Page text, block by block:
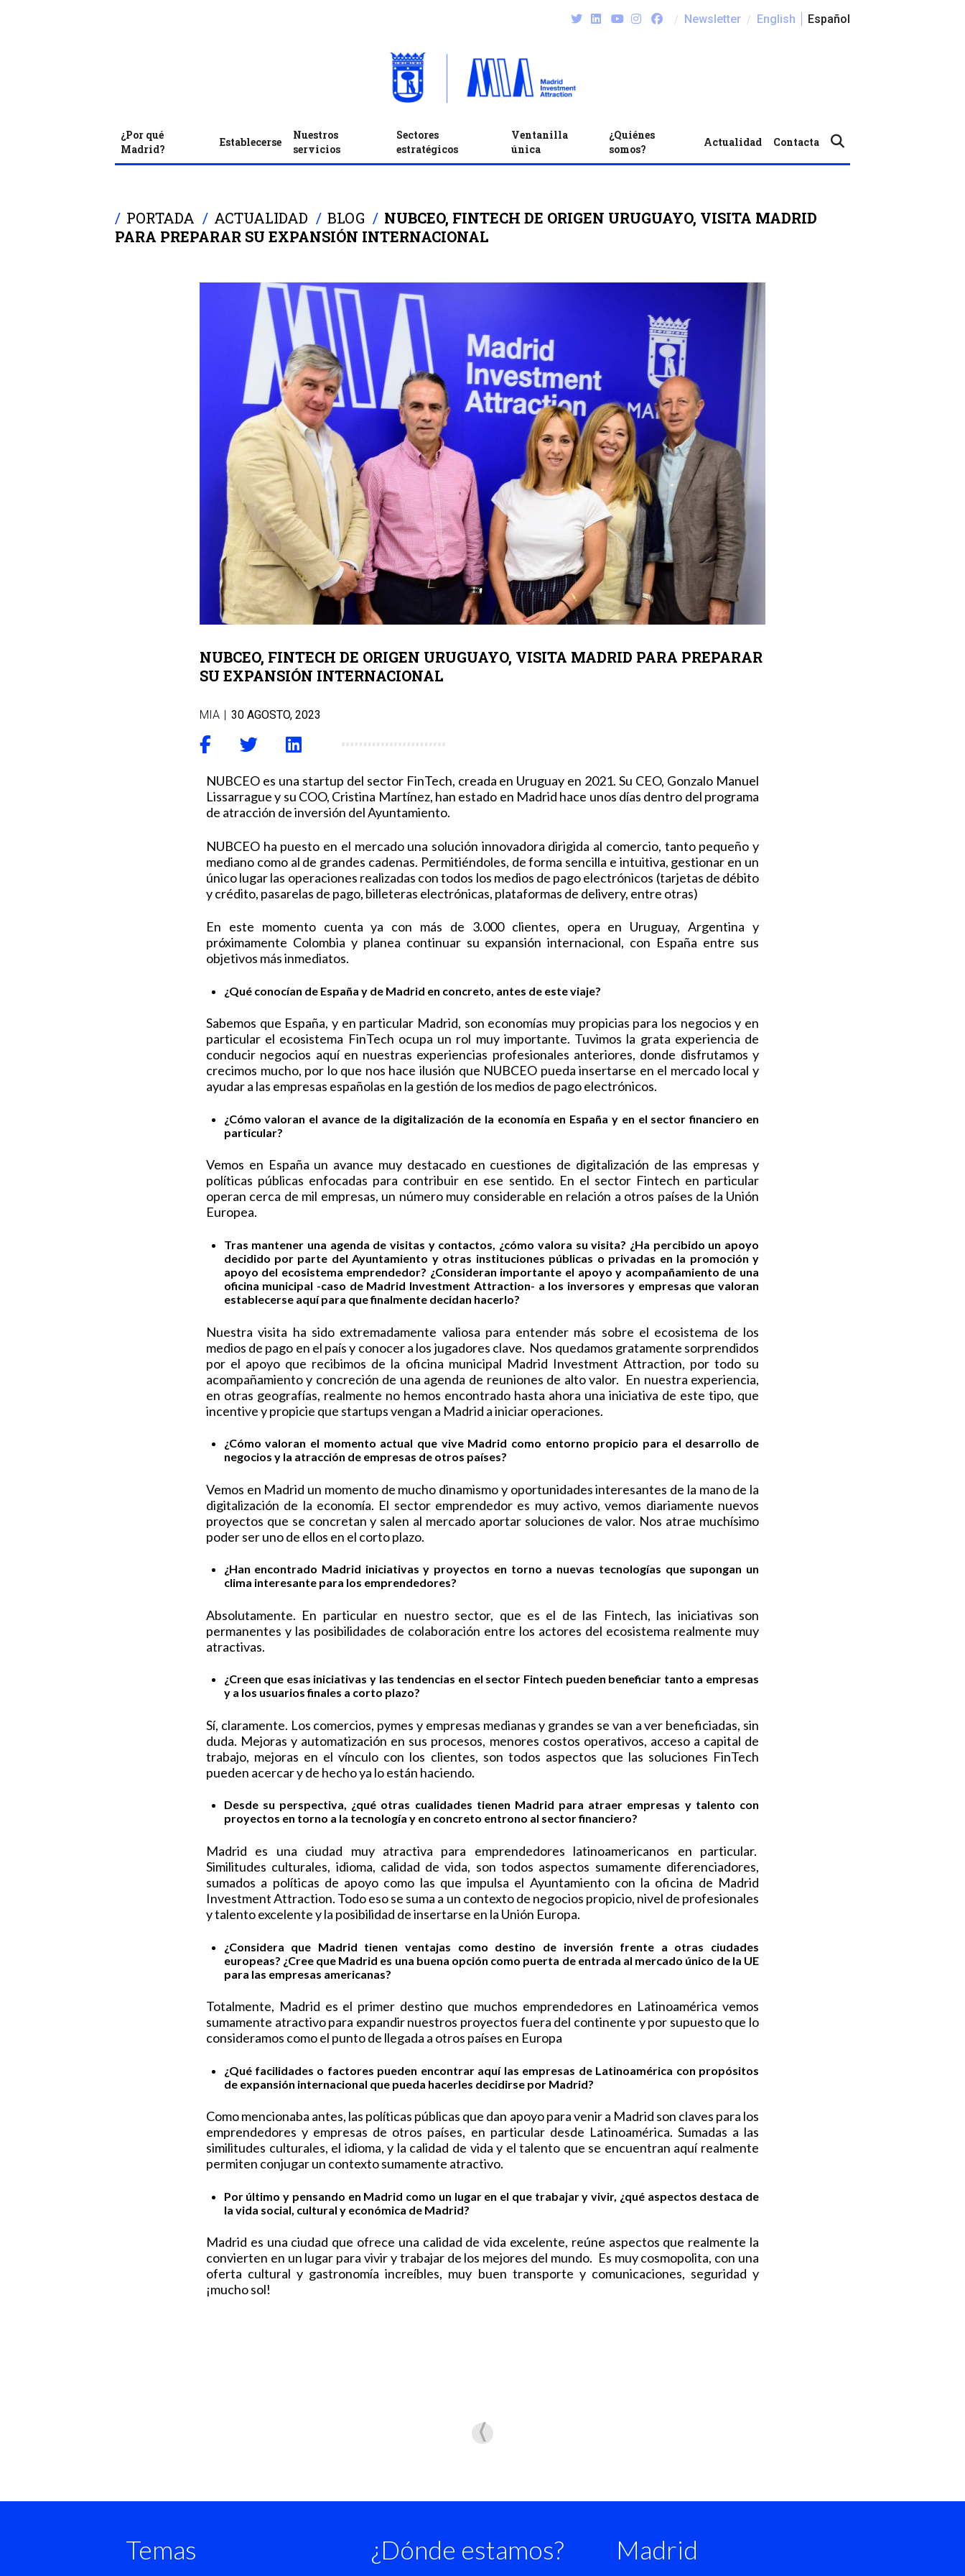
/ Newsletter / English Español
¿Por qué
Madrid?
Establecerse
Nuestros
servicios
Sectores
estratégicos
Ventanilla
única
¿Quiénes
somos?
Actualidad Contacta
PORTADA ACTUALIDAD BLOG
NUBCEO, FINTECH DE ORIGEN URUGUAYO, VISITA MADRID
PARA PREPARAR SU EXPANSIÓN INTERNACIONAL
NUBCEO, FINTECH DE ORIGEN URUGUAYO, VISITA MADRID PARA PREPARAR
SU EXPANSIÓN INTERNACIONAL
MIA 30 AGOSTO, 2023
NUBCEO es una startup del sector FinTech, creada en Uruguay en 2021. Su CEO, Gonzalo Manuel
Lissarrague y su COO, Cristina Martínez, han estado en Madrid hace unos días dentro del programa
de atracción de inversión del Ayuntamiento.
NUBCEO ha puesto en el mercado una solución innovadora dirigida al comercio, tanto pequeño y
mediano como al de grandes cadenas. Permitiéndoles, de forma sencilla e intuitiva, gestionar en un
único lugar las operaciones realizadas con todos los medios de pago electrónicos (tarjetas de débito
y crédito, pasarelas de pago, billeteras electrónicas, plataformas de delivery, entre otras)
En este momento cuenta ya con más de 3.000 clientes, opera en Uruguay, Argentina y
próximamente Colombia y planea continuar su expansión internacional, con España entre sus
objetivos más inmediatos.
¿Qué conocían de España y de Madrid en concreto, antes de este viaje?
Sabemos que España, y en particular Madrid, son economías muy propicias para los negocios y en
particular el ecosistema FinTech ocupa un rol muy importante. Tuvimos la grata experiencia de
conducir negocios aquí en nuestras experiencias profesionales anteriores, donde disfrutamos y
crecimos mucho, por lo que nos hace ilusión que NUBCEO pueda insertarse en el mercado local y
ayudar a las empresas españolas en la gestión de los medios de pago electrónicos.
¿Cómo valoran el avance de la digitalización de la economía en España y en el sector financiero en
particular?
Vemos en España un avance muy destacado en cuestiones de digitalización de las empresas y
políticas públicas enfocadas para contribuir en ese sentido. En el sector Fintech en particular
operan cerca de mil empresas, un número muy considerable en relación a otros países de la Unión
Europea.
Tras mantener una agenda de visitas y contactos, ¿cómo valora su visita? ¿Ha percibido un apoyo
decidido por parte del Ayuntamiento y otras instituciones públicas o privadas en la promoción y
apoyo del ecosistema emprendedor? ¿Consideran importante el apoyo y acompañamiento de una
oficina municipal -caso de Madrid Investment Attraction- a los inversores y empresas que valoran
establecerse aquí para que finalmente decidan hacerlo?
Nuestra visita ha sido extremadamente valiosa para entender más sobre el ecosistema de los
medios de pago en el país y conocer a los jugadores clave. Nos quedamos gratamente sorprendidos
por el apoyo que recibimos de la oficina municipal Madrid Investment Attraction, por todo su
acompañamiento y concreción de una agenda de reuniones de alto valor. En nuestra experiencia,
en otras geografías, realmente no hemos encontrado hasta ahora una iniciativa de este tipo, que
incentive y propicie que startups vengan a Madrid a iniciar operaciones.
¿Cómo valoran el momento actual que vive Madrid como entorno propicio para el desarrollo de
negocios y la atracción de empresas de otros países?
Vemos en Madrid un momento de mucho dinamismo y oportunidades interesantes de la mano de la
digitalización de la economía. El sector emprendedor es muy activo, vemos diariamente nuevos
proyectos que se concretan y salen al mercado aportar soluciones de valor. Nos atrae muchísimo
poder ser uno de ellos en el corto plazo.
¿Han encontrado Madrid iniciativas y proyectos en torno a nuevas tecnologías que supongan un
clima interesante para los emprendedores?
Absolutamente. En particular en nuestro sector, que es el de las Fintech, las iniciativas son
permanentes y las posibilidades de colaboración entre los actores del ecosistema realmente muy
atractivas.
¿Creen que esas iniciativas y las tendencias en el sector Fintech pueden beneficiar tanto a empresas
y a los usuarios finales a corto plazo?
Sí, claramente. Los comercios, pymes y empresas medianas y grandes se van a ver beneficiadas, sin
duda. Mejoras y automatización en sus procesos, menores costos operativos, acceso a capital de
trabajo, mejoras en el vínculo con los clientes, son todos aspectos que las soluciones FinTech
pueden acercar y de hecho ya lo están haciendo.
Desde su perspectiva, ¿qué otras cualidades tienen Madrid para atraer empresas y talento con
proyectos en torno a la tecnología y en concreto entrono al sector financiero?
Madrid es una ciudad muy atractiva para emprendedores latinoamericanos en particular.
Similitudes culturales, idioma, calidad de vida, son todos aspectos sumamente diferenciadores,
sumados a políticas de apoyo como las que impulsa el Ayuntamiento con la oficina de Madrid
Investment Attraction. Todo eso se suma a un contexto de negocios propicio, nivel de profesionales
y talento excelente y la posibilidad de insertarse en la Unión Europa.
¿Considera que Madrid tienen ventajas como destino de inversión frente a otras ciudades
europeas? ¿Cree que Madrid es una buena opción como puerta de entrada al mercado único de la UE
para las empresas americanas?
Totalmente, Madrid es el primer destino que muchos emprendedores en Latinoamérica vemos
sumamente atractivo para expandir nuestros proyectos fuera del continente y por supuesto que lo
consideramos como el punto de llegada a otros países en Europa
¿Qué facilidades o factores pueden encontrar aquí las empresas de Latinoamérica con propósitos
de expansión internacional que pueda hacerles decidirse por Madrid?
Como mencionaba antes, las políticas públicas que dan apoyo para venir a Madrid son claves para los
emprendedores y empresas de otros países, en particular desde Latinoamérica. Sumadas a las
similitudes culturales, el idioma, y la calidad de vida y el talento que se encuentran aquí realmente
permiten conjugar un contexto sumamente atractivo.
Por último y pensando en Madrid como un lugar en el que trabajar y vivir, ¿qué aspectos destaca de
la vida social, cultural y económica de Madrid?
Madrid es una ciudad que ofrece una calidad de vida excelente, reúne aspectos que realmente la
convierten en un lugar para vivir y trabajar de los mejores del mundo. Es muy cosmopolita, con una
oferta cultural y gastronomía increíbles, muy buen transporte y comunicaciones, seguridad y
¡mucho sol!
Temas ¿Dónde estamos? Madrid